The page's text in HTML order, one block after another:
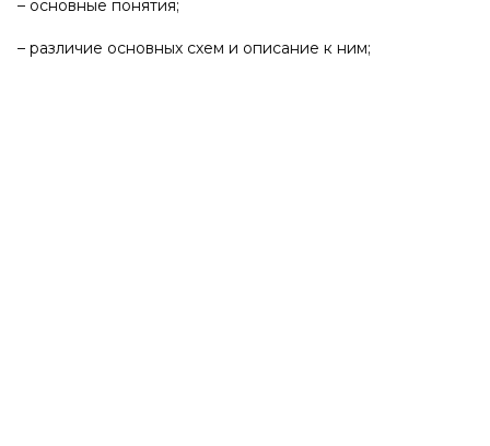
– основные понятия;
– различие основных схем и описание к ним;